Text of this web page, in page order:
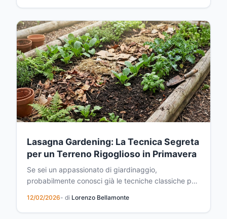
Lasagna Gardening: La Tecnica Segreta
per un Terreno Rigoglioso in Primavera
Se sei un appassionato di giardinaggio,
probabilmente conosci già le tecniche classiche per
Ma c'è un metodo che rimane sorprendentemente
sottovalutato, nonostante la sua straordinaria
12/02/2026- di Lorenzo Bellamonte